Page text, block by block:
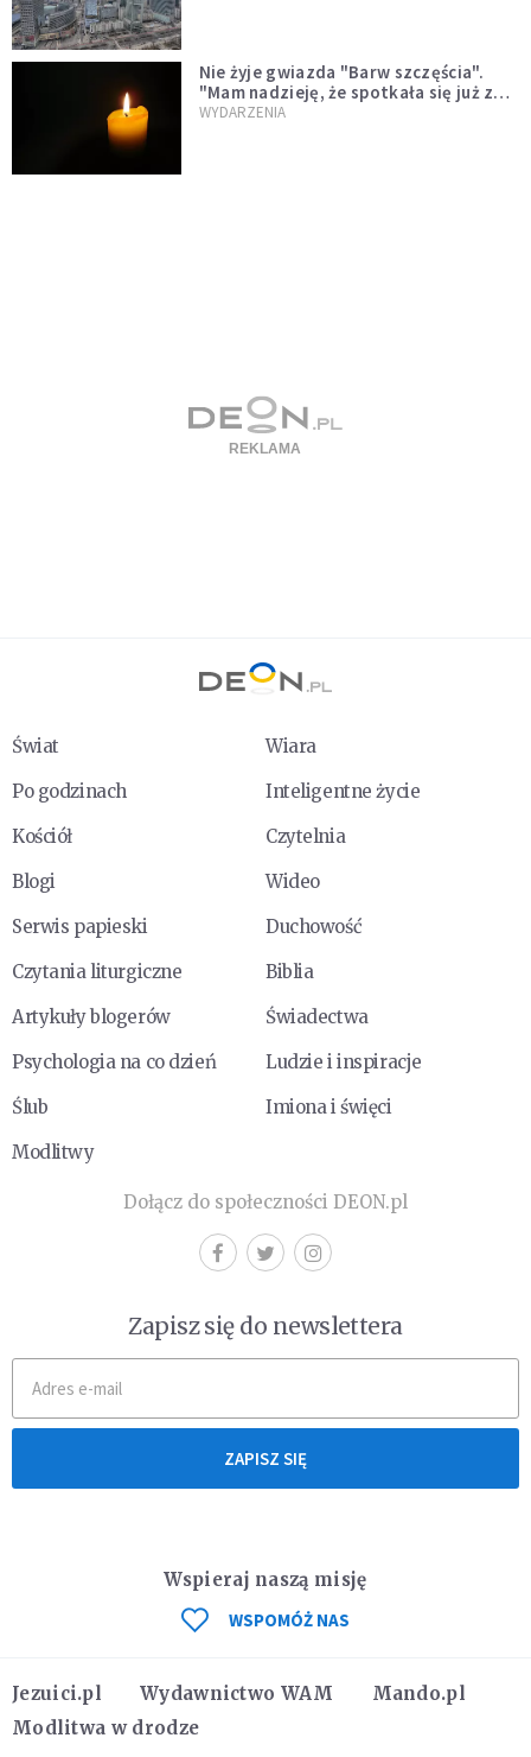
Nie żyje gwiazda "Barw szczęścia".
"Mam nadzieję, że spotkała się już z
Bogiem, którego tak bardzo kochała"
WYDARZENIA
Świat
Wiara
Po godzinach
Inteligentne życie
Kościół
Czytelnia
Blogi
Wideo
Serwis papieski
Duchowość
Czytania liturgiczne
Biblia
Artykuły blogerów
Świadectwa
Psychologia na co dzień
Ludzie i inspiracje
Ślub
Imiona i święci
Modlitwy
Dołącz do społeczności DEON.pl
Zapisz się do newslettera
ZAPISZ SIĘ
Jezuici.pl Wydawnictwo WAM
Mando.pl
Modlitwa w drodze
Wspieraj naszą misję
WSPOMÓŻ NAS